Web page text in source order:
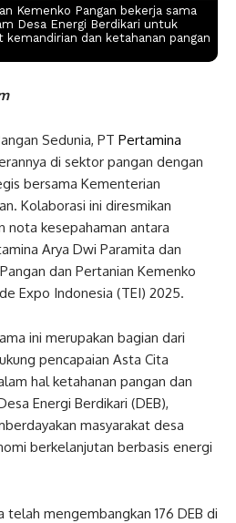
Kemenko Pangan bekerja sama
Desa Energi Berdikari untuk
dan ketahanan pangan
Sedunia, PT Pertamina
di sektor pangan dengan
bersama Kementerian
Kolaborasi ini diresmikan
nota kesepahaman antara
Arya Dwi Paramita dan
dan Pertanian Kemenko
Expo Indonesia (TEI) 2025.
ini merupakan bagian dari
pencapaian Asta Cita
hal ketahanan pangan dan
Energi Berdikari (DEB),
masyarakat desa
berkelanjutan berbasis energi
telah mengembangkan 176 DEB di